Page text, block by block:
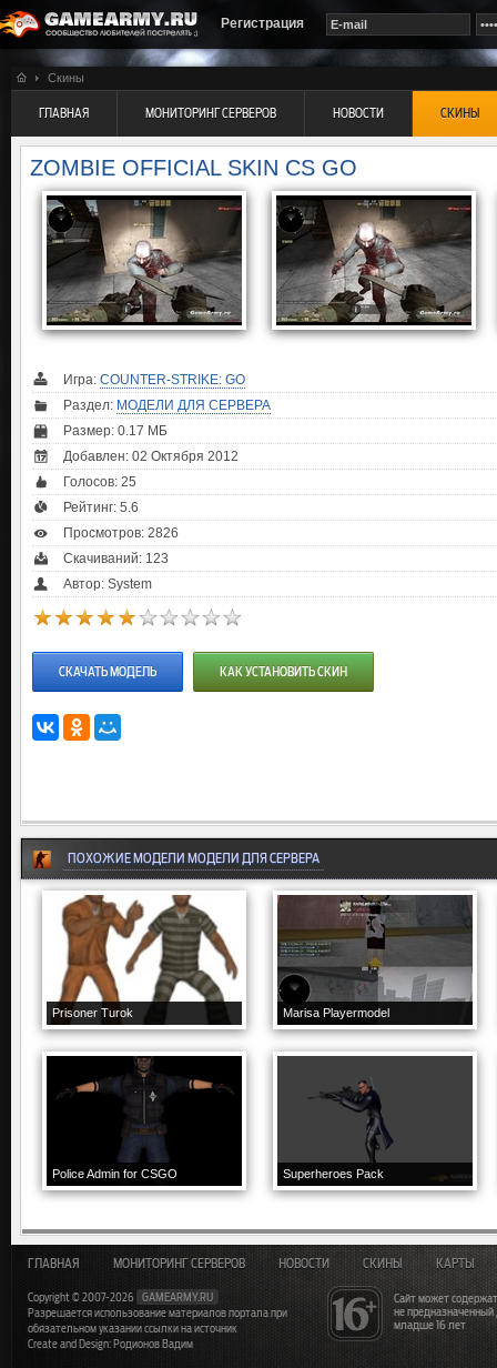
Регистрация
Скины
ГЛАВНАЯ МОНИТОРИНГ СЕРВЕРОВ НОВОСТИ СКИНЫ
ZOMBIE OFFICIAL SKIN CS GO
Игра: COUNTER-STRIKE: GO
Раздел: МОДЕЛИ ДЛЯ СЕРВЕРА
Размер: 0.17 МБ
Добавлен: 02 Октября 2012
Голосов: 25
Рейтинг: 5.6
Просмотров: 2826
Скачиваний: 123
Автор: System
СКАЧАТЬ МОДЕЛЬ КАК УСТАНОВИТЬ СКИН
ПОХОЖИЕ МОДЕЛИ МОДЕЛИ ДЛЯ СЕРВЕРА
Prisoner Turok Marisa Playermodel
Police Admin for CSGO Superheroes Pack
Сайт может
не
младше 16 лет
ГЛАВНАЯ МОНИТОРИНГ СЕРВЕРОВ НОВОСТИ СКИНЫ КАРТЫ
Copyright © 2007-2026
GAMEARMY.RU
Разрешается использование материалов портала при
обязательном указании ссылки на источник
Create and Design: Родионов Вадим